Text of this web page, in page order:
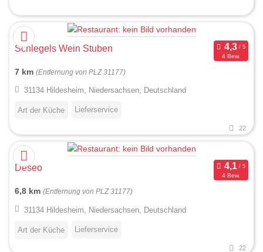
Schlegels Wein Stuben
4 Bew.
7 km (Entfernung von PLZ 31177)
31134 Hildesheim, Niedersachsen, Deutschland
Art der Küche Lieferservice
22
Deseo
4 Bew.
6,8 km (Entfernung von PLZ 31177)
31134 Hildesheim, Niedersachsen, Deutschland
Art der Küche Lieferservice
22